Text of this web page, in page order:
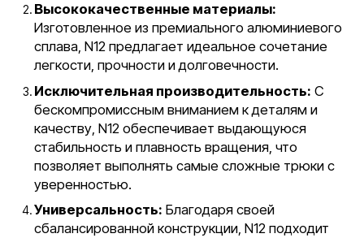
Высококачественные материалы:
Изготовленное из премиального алюминиевого
сплава, N12 предлагает идеальное сочетание
легкости, прочности и долговечности.
Исключительная производительность: С
бескомпромиссным вниманием к деталям и
качеству, N12 обеспечивает выдающуюся
стабильность и плавность вращения, что
позволяет выполнять самые сложные трюки с
уверенностью.
Универсальность: Благодаря своей
сбалансированной конструкции, N12 подходит